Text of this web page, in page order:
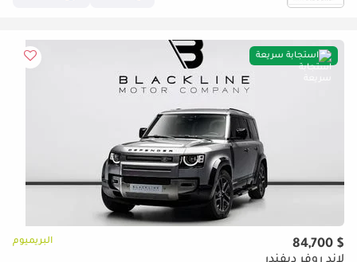
استجابة سريعة
$ 84,700 البريميوم